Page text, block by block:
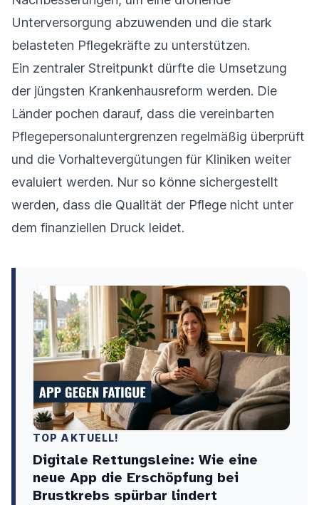
Unterversorgung abzuwenden und die stark
belasteten Pflegekräfte zu unterstützen.
Ein zentraler Streitpunkt dürfte die Umsetzung
der jüngsten Krankenhausreform werden. Die
Länder pochen darauf, dass die vereinbarten
Pflegepersonaluntergrenzen regelmäßig überprüft
und die Vorhaltevergütungen für Kliniken weiter
evaluiert werden. Nur so könne sichergestellt
werden, dass die Qualität der Pflege nicht unter
dem finanziellen Druck leidet.
TOP AKTUELL!
Digitale Rettungsleine: Wie eine
neue App die Erschöpfung bei
Brustkrebs spürbar lindert